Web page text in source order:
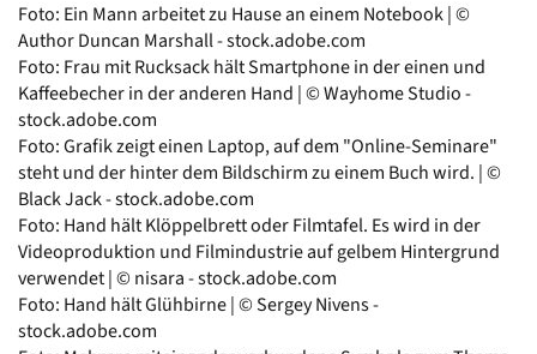
Foto: Ein Mann arbeitet zu Hause an einem Notebook | ©
Author Duncan Marshall - stock.adobe.com
Foto: Frau mit Rucksack hält Smartphone in der einen und
Kaffeebecher in der anderen Hand | © Wayhome Studio -
stock.adobe.com
Foto: Grafik zeigt einen Laptop, auf dem "Online-Seminare"
steht und der hinter dem Bildschirm zu einem Buch wird. | ©
Black Jack - stock.adobe.com
Foto: Hand hält Klöppelbrett oder Filmtafel. Es wird in der
Videoproduktion und Filmindustrie auf gelbem Hintergrund
verwendet | © nisara - stock.adobe.com
Foto: Hand hält Glühbirne | © Sergey Nivens -
stock.adobe.com